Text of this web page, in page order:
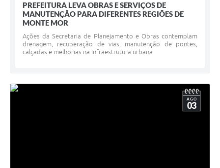
PREFEITURA LEVA OBRAS E SERVIÇOS DE
MANUTENÇÃO PARA DIFERENTES REGIÕES DE
MONTE MOR
Ações da Secretaria de Planejamento e Obras contemplam
drenagem, recuperação de vias, manutenção de pontes,
calçadas e melhorias na infraestrutura urbana
AGO
03